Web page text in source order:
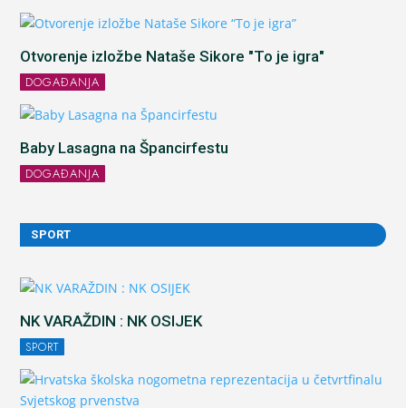
Otvorenje izložbe Nataše Sikore "To je igra"
DOGAĐANJA
Baby Lasagna na Špancirfestu
DOGAĐANJA
SPORT
NK VARAŽDIN : NK OSIJEK
SPORT